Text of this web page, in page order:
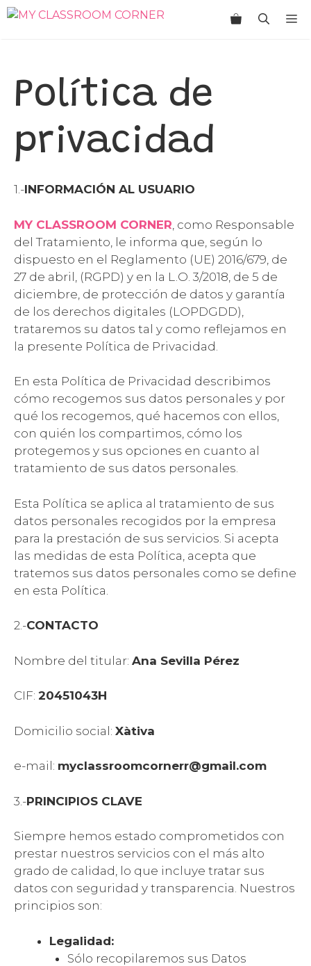
Saltar
Política de
privacidad
1.-INFORMACIÓN AL USUARIO
MY CLASSROOM CORNER , como Responsable
del Tratamiento, le informa que, según lo
dispuesto en el Reglamento (UE) 2016/679, de
27 de abril, (RGPD) y en la L.O. 3/2018, de 5 de
diciembre, de protección de datos y garantía
de los derechos digitales (LOPDGDD),
trataremos su datos tal y como reflejamos en
la presente Política de Privacidad.
En esta Política de Privacidad describimos
cómo recogemos sus datos personales y por
qué los recogemos, qué hacemos con ellos,
con quién los compartimos, cómo los
protegemos y sus opciones en cuanto al
tratamiento de sus datos personales.
Esta Política se aplica al tratamiento de sus
datos personales recogidos por la empresa
para la prestación de sus servicios. Si acepta
las medidas de esta Política, acepta que
tratemos sus datos personales como se define
en esta Política.
2.-CONTACTO
Nombre del titular: Ana Sevilla Pérez
CIF: 20451043H
Domicilio social: Xàtiva
e-mail: myclassroomcornerr@gmail.com
3.-PRINCIPIOS CLAVE
Siempre hemos estado comprometidos con
prestar nuestros servicios con el más alto
grado de calidad, lo que incluye tratar sus
datos con seguridad y transparencia. Nuestros
principios son:
Legalidad:
Sólo recopilaremos sus Datos